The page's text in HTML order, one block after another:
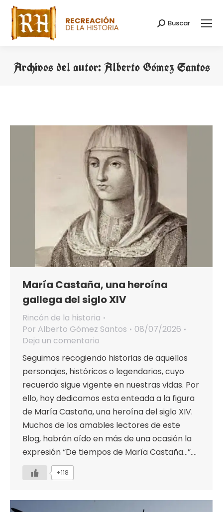
Buscar:
Buscar
Archivos del autor:Alberto Gómez Santos
María Castaña, una heroína
gallega del siglo XIV
Rincón de la historia
Por Alberto Gómez Santos
08/07/2026
Deja un comentario
Seguimos recogiendo historias de aquellos
personajes, históricos o legendarios, cuyo
recuerdo sigue vigente en nuestras vidas. Por
ello, hoy dedicamos esta enteada a la figura
de María Castaña, una heroína del siglo XIV.
Muchos de los amables lectores de este
Blog, habrán oído en más de una ocasión la
expresión “De tiempos de María Castaña…”.…
+118